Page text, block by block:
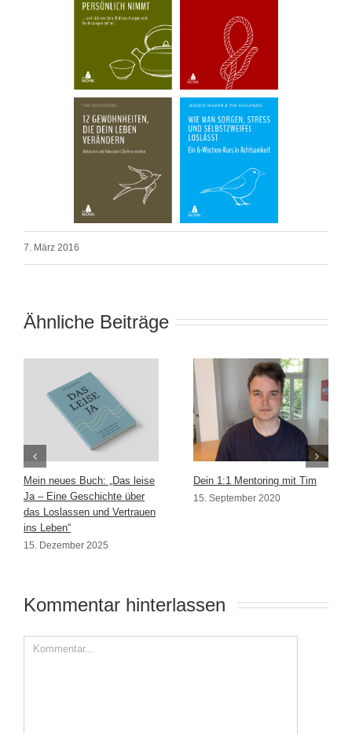
7. März 2016
Ähnliche Beiträge
Mein neues Buch: „Das leise
Ja – Eine Geschichte über
das Loslassen und Vertrauen
ins Leben“
15. Dezember 2025
Dein 1:1 Mentoring mit Tim
15. September 2020
Kommentar hinterlassen